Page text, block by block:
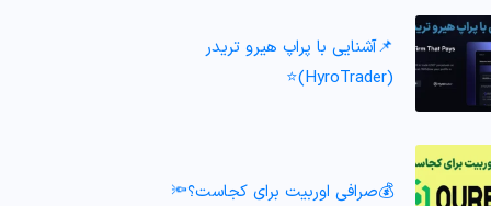
📌آشنایی با پراپ هیرو تریدر
(HyroTrader)⭐️
💰صرافی اوربیت برای کجاست؟🔦